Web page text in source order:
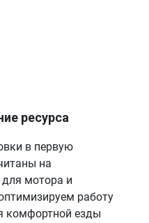
ресурса
в первую
на
для мотора и
работу
комфортной езды